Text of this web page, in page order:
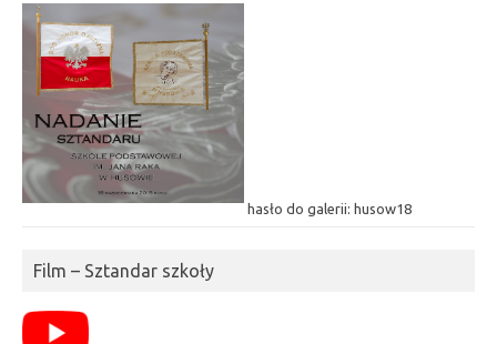
hasło do galerii: husow18
Film – Sztandar szkoły